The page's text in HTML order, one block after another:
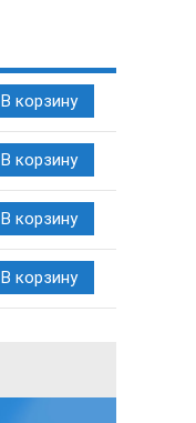
В корзину
В корзину
В корзину
В корзину